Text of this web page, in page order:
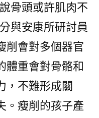
骨頭或許肌肉不
與安康所研討員
削會對多個器官
體重會對骨骼和
，不難形成關
。瘦削的孩子產